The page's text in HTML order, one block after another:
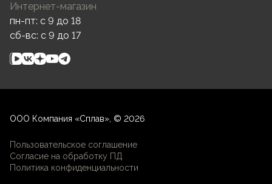
Интернет-магазин
пн-пт: c 9 до 18
сб-вс: c 9 до 17
ООО Компания «Сплав», © 2026
Пользовательское соглашение
Согласие на обработку ПД
Политика конфиденциальности